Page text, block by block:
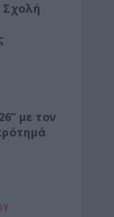
Σχολή
με τον